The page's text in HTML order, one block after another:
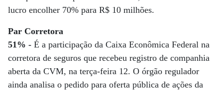
lucro encolher 70% para R$ 10 milhões.
Par Corretora
51% - É a participação da Caixa Econômica Federal na
corretora de seguros que recebeu registro de companhia
aberta da CVM, na terça-feira 12. O órgão regulador
ainda analisa o pedido para oferta pública de ações da